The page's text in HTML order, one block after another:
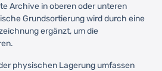
Archive in oberen oder unteren
Grundsortierung wird durch eine
ergänzt, um die
physischen Lagerung umfassen